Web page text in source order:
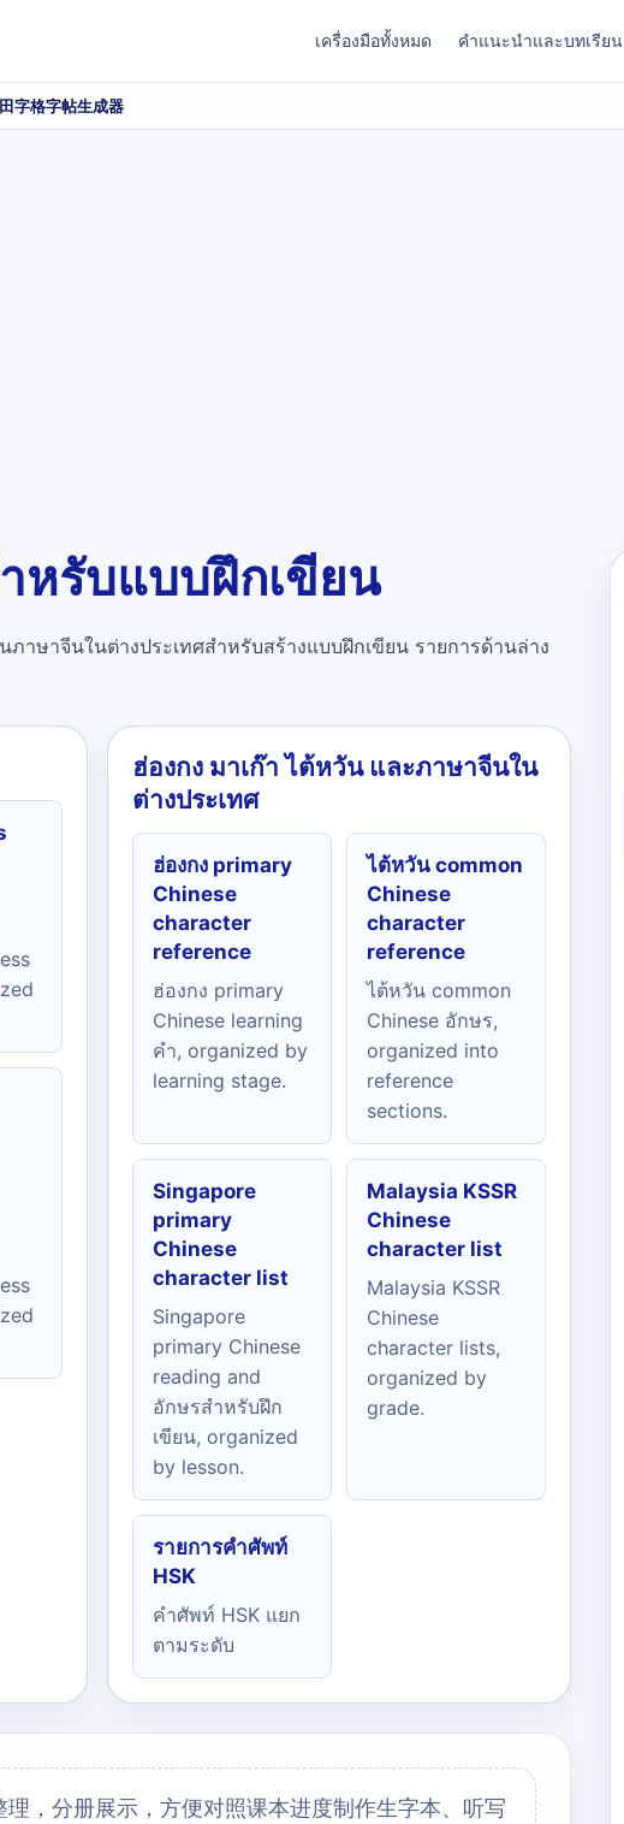
เครื่องมือทั้งหมด คำแนะนำและบทเรียน
字格字帖生成器
หรับแบบฝึกเขียน
ภาษาจีนในต่างประเทศสำหรับสร้างแบบฝึกเขียน รายการด้านล่าง
ฮ่องกง มาเก๊า ไต้หวัน และภาษาจีนใน
ต่างประเทศ
ฮ่องกง primary
Chinese
character
reference
ฮ่องกง primary
Chinese learning
คำ, organized by
learning stage.
ไต้หวัน common
Chinese
character
reference
ไต้หวัน common
Chinese อักษร,
organized into
reference
sections.
Singapore
primary
Chinese
character list
Singapore
primary Chinese
reading and
อักษรสำหรับฝึก
เขียน, organized
by lesson.
Malaysia KSSR
Chinese
character list
Malaysia KSSR
Chinese
character lists,
organized by
grade.
รายการคำศัพท์
HSK
คำศัพท์ HSK แยก
ตามระดับ
，分册展示，方便对照课本进度制作生字本、听写